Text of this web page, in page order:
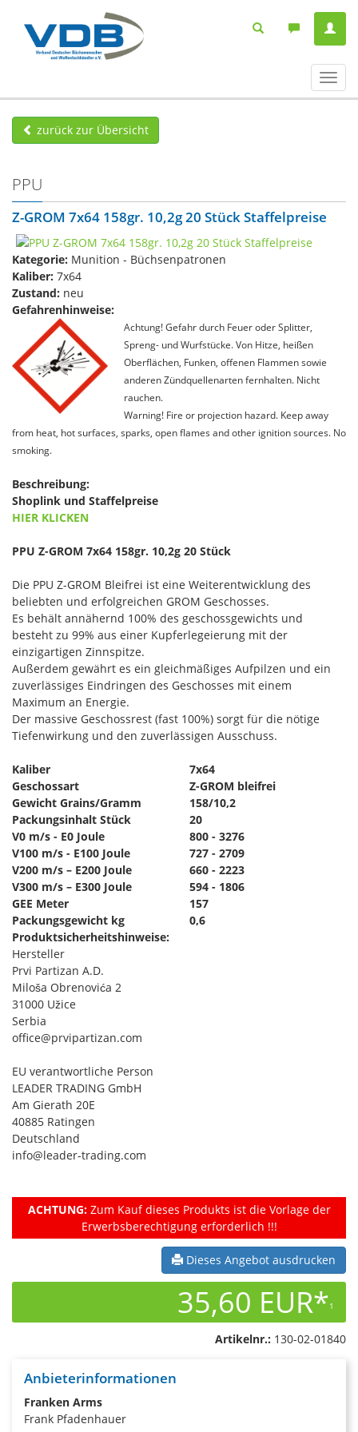
ein-/
zurück zur Übersicht
PPU
Z-GROM 7x64 158gr. 10,2g 20 Stück Staffelpreise
Kategorie: Munition - Büchsenpatronen
Kaliber: 7x64
Zustand: neu
Gefahrenhinweise:
Achtung! Gefahr durch Feuer oder Splitter,
Spreng- und Wurfstücke. Von Hitze, heißen
Oberflächen, Funken, offenen Flammen sowie
anderen Zündquellenarten fernhalten. Nicht
rauchen.
Warning! Fire or projection hazard. Keep away
from heat, hot surfaces, sparks, open flames and other ignition sources. No
smoking.
Beschreibung:
Shoplink und Staffelpreise
HIER KLICKEN
PPU Z-GROM 7x64 158gr. 10,2g 20 Stück
Die PPU Z-GROM Bleifrei ist eine Weiterentwicklung des
beliebten und erfolgreichen GROM Geschosses.
Es behält annähernd 100% des geschossgewichts und
besteht zu 99% aus einer Kupferlegeierung mit der
einzigartigen Zinnspitze.
Außerdem gewährt es ein gleichmäßiges Aufpilzen und ein
zuverlässiges Eindringen des Geschosses mit einem
Maximum an Energie.
Der massive Geschossrest (fast 100%) sorgt für die nötige
Tiefenwirkung und den zuverlässigen Ausschuss.
Kaliber
7x64
Geschossart
Z-GROM bleifrei
Gewicht Grains/Gramm
158/10,2
Packungsinhalt Stück
20
V0 m/s - E0 Joule
800 - 3276
V100 m/s - E100 Joule
727 - 2709
V200 m/s – E200 Joule
660 - 2223
V300 m/s – E300 Joule
594 - 1806
GEE Meter
157
Packungsgewicht kg
0,6
Produktsicherheitshinweise:
Hersteller
Prvi Partizan A.D.
Miloša Obrenovića 2
31000 Užice
Serbia
office@prvipartizan.com
EU verantwortliche Person
LEADER TRADING GmbH
Am Gierath 20E
40885 Ratingen
Deutschland
info@leader-trading.com
ACHTUNG:Zum Kauf dieses Produkts ist die Vorlage der
Erwerbsberechtigung erforderlich !!!
Dieses Angebot ausdrucken
35,60 EUR*1
Artikelnr.: 130-02-01840
Anbieterinformationen
Franken Arms
Frank Pfadenhauer